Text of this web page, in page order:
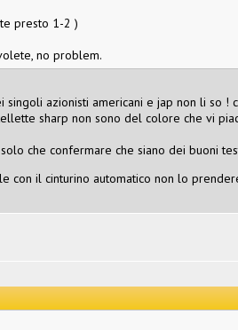
presto 1-2 )
no problem.
singoli azionisti americani e jap non li so !
sharp non sono del colore che vi
che confermare che siano dei buoni
con il cinturino automatico non lo